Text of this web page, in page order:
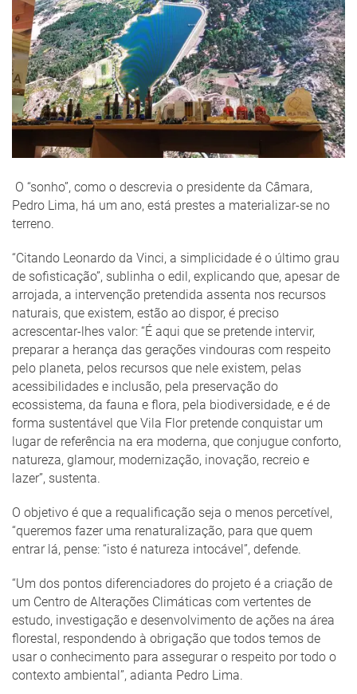
O “sonho”, como o descrevia o presidente da Câmara,
Pedro Lima, há um ano, está prestes a materializar-se no
terreno.
“Citando Leonardo da Vinci, a simplicidade é o último grau
de sofisticação”, sublinha o edil, explicando que, apesar de
arrojada, a intervenção pretendida assenta nos recursos
naturais, que existem, estão ao dispor, é preciso
acrescentar-lhes valor: “É aqui que se pretende intervir,
preparar a herança das gerações vindouras com respeito
pelo planeta, pelos recursos que nele existem, pelas
acessibilidades e inclusão, pela preservação do
ecossistema, da fauna e flora, pela biodiversidade, e é de
forma sustentável que Vila Flor pretende conquistar um
lugar de referência na era moderna, que conjugue conforto,
natureza, glamour, modernização, inovação, recreio e
lazer”, sustenta.
O objetivo é que a requalificação seja o menos percetível,
“queremos fazer uma renaturalização, para que quem
entrar lá, pense: “isto é natureza intocável”, defende.
“Um dos pontos diferenciadores do projeto é a criação de
um Centro de Alterações Climáticas com vertentes de
estudo, investigação e desenvolvimento de ações na área
florestal, respondendo à obrigação que todos temos de
usar o conhecimento para assegurar o respeito por todo o
contexto ambiental”, adianta Pedro Lima.